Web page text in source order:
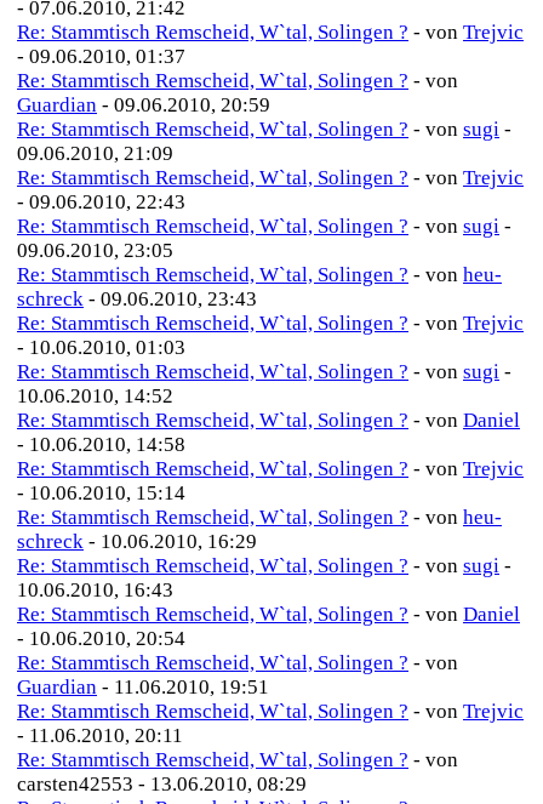
- 07.06.2010, 21:42
Re: Stammtisch Remscheid, W`tal, Solingen ? - von Trejvic
- 09.06.2010, 01:37
Re: Stammtisch Remscheid, W`tal, Solingen ? - von
Guardian - 09.06.2010, 20:59
Re: Stammtisch Remscheid, W`tal, Solingen ? - von sugi -
09.06.2010, 21:09
Re: Stammtisch Remscheid, W`tal, Solingen ? - von Trejvic
- 09.06.2010, 22:43
Re: Stammtisch Remscheid, W`tal, Solingen ? - von sugi -
09.06.2010, 23:05
Re: Stammtisch Remscheid, W`tal, Solingen ? - von heu-
schreck - 09.06.2010, 23:43
Re: Stammtisch Remscheid, W`tal, Solingen ? - von Trejvic
- 10.06.2010, 01:03
Re: Stammtisch Remscheid, W`tal, Solingen ? - von sugi -
10.06.2010, 14:52
Re: Stammtisch Remscheid, W`tal, Solingen ? - von Daniel
- 10.06.2010, 14:58
Re: Stammtisch Remscheid, W`tal, Solingen ? - von Trejvic
- 10.06.2010, 15:14
Re: Stammtisch Remscheid, W`tal, Solingen ? - von heu-
schreck - 10.06.2010, 16:29
Re: Stammtisch Remscheid, W`tal, Solingen ? - von sugi -
10.06.2010, 16:43
Re: Stammtisch Remscheid, W`tal, Solingen ? - von Daniel
- 10.06.2010, 20:54
Re: Stammtisch Remscheid, W`tal, Solingen ? - von
Guardian - 11.06.2010, 19:51
Re: Stammtisch Remscheid, W`tal, Solingen ? - von Trejvic
- 11.06.2010, 20:11
Re: Stammtisch Remscheid, W`tal, Solingen ? - von
carsten42553 - 13.06.2010, 08:29